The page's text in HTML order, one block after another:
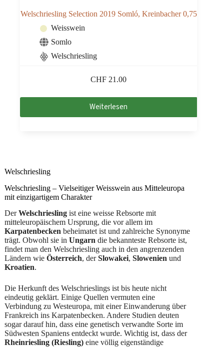
Welschriesling Selection 2019 Somló, Kreinbacher 0,75
Weisswein
Somlo
Welschriesling
CHF 21.00
Weiterlesen
Welschriesling
Welschriesling – Vielseitiger Weisswein aus Mitteleuropa
mit einzigartigem Charakter
DerWelschrieslingist eine weisse Rebsorte mit
mitteleuropäischem Ursprung, die vor allem im
Karpatenbecken beheimatet ist und zahlreiche Synonyme
trägt. Obwohl sie in Ungarn die bekannteste Rebsorte ist,
findet man den Welschriesling auch in den angrenzenden
Ländern wie Österreich, derSlowakei, Slowenien und
Kroatien.
Die Herkunft des Welschrieslings ist bis heute nicht
eindeutig geklärt. Einige Quellen vermuten eine
Verbindung zu Westeuropa, mit einer Einwanderung über
Frankreich ins Karpatenbecken. Andere Studien deuten
sogar darauf hin, dass eine genetisch verwandte Sorte im
Südwesten Spaniens entdeckt wurde. Wichtig ist, dass der
Rheinriesling (Riesling)eine völlig eigenständige